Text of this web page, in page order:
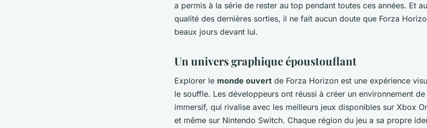
a permis à la série de rester au top pendant toutes ces années. Et
qualité des dernières sorties, il ne fait aucun doute que Forza
beaux jours devant lui.
Un univers graphique époustouflant
Explorer le monde ouvert de Forza Horizon est une expérience
le souffle. Les développeurs ont réussi à créer un environnement
immersif, qui rivalise avec les meilleurs jeux disponibles sur Xbox
et même sur Nintendo Switch. Chaque région du jeu a sa propre